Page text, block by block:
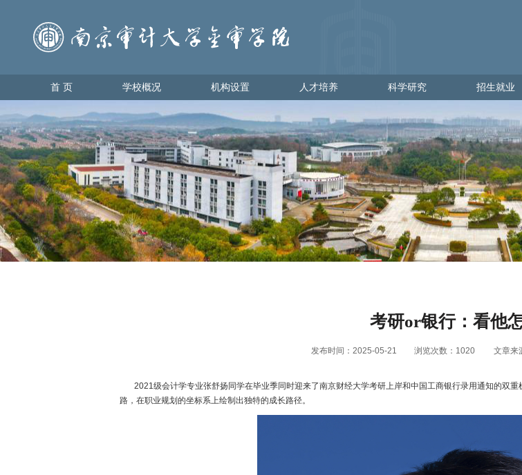
首 页 学校概况
学校简介
理事会领导
学校领导
办学理念
校园地图
金审美景
金审标识
机构设置 人才培养
教育教学
学生管理
科学研究
科研管理
科研动态
招生就业
出彩金审人
招生网
就业网
首 页 学校概况 机构设置 人才培养 科学研究 招生就业
考研or银行：看他
发布时间：2025-05-21 浏览次数： 1020 文章来
2021级会计学专业张舒扬同学在毕业季同时迎来了南京财经大学考研上岸和中国工商银行录用通知的双
路，在职业规划的坐标系上绘制出独特的成长路径。